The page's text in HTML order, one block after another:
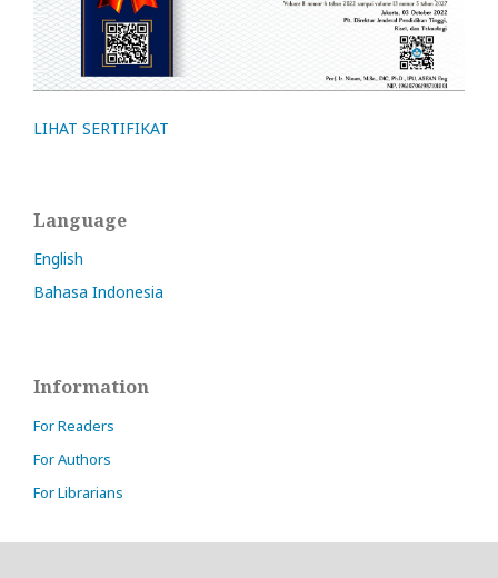
LIHAT SERTIFIKAT
Language
English
Bahasa Indonesia
Information
For Readers
For Authors
For Librarians